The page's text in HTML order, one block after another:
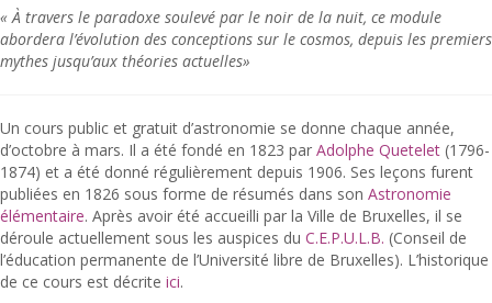
« À travers le paradoxe soulevé par le noir de la nuit, ce module
abordera l’évolution des conceptions sur le cosmos, depuis les premiers
mythes jusqu’aux théories actuelles»
Un cours public et gratuit d’astronomie se donne chaque année,
d’octobre à mars. Il a été fondé en 1823 par Adolphe Quetelet (1796-
1874) et a été donné régulièrement depuis 1906. Ses leçons furent
publiées en 1826 sous forme de résumés dans son Astronomie
élémentaire. Après avoir été accueilli par la Ville de Bruxelles, il se
déroule actuellement sous les auspices du C.E.P.U.L.B. (Conseil de
l’éducation permanente de l’Université libre de Bruxelles). L’historique
de ce cours est décrite ici.